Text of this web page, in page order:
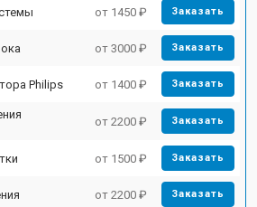
от 1450 ₽ Заказать
от 3000 ₽ Заказать
Philips от 1400 ₽ Заказать
от 2200 ₽ Заказать
от 1500 ₽ Заказать
от 2200 ₽ Заказать